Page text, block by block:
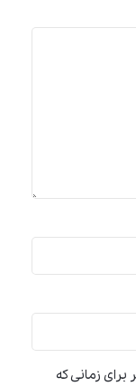
زمانی که